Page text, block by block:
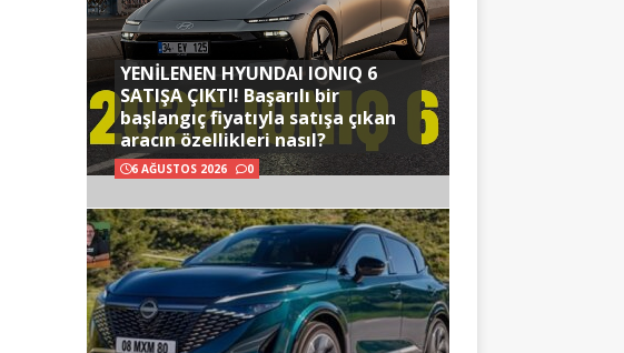
YENİLENEN HYUNDAI IONIQ 6
SATIŞA ÇIKTI! Başarılı bir
başlangıç fiyatıyla satışa çıkan
aracın özellikleri nasıl?
6 AĞUSTOS 2026 0